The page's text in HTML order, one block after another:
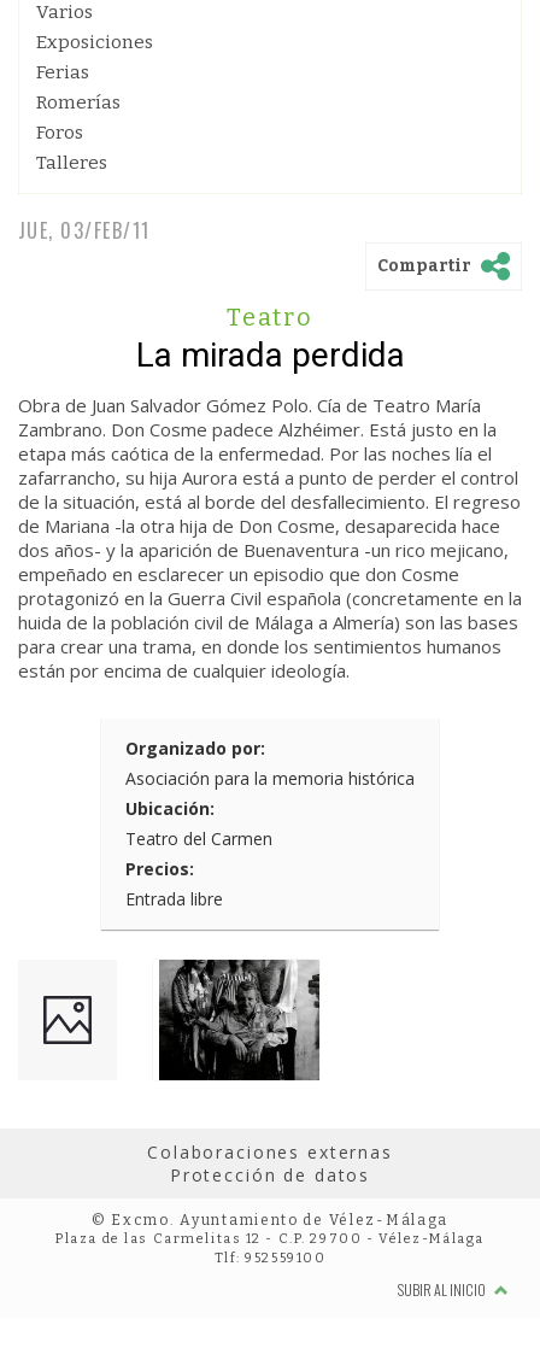
Varios
Exposiciones
Ferias
Romerías
Foros
Talleres
JUE, 03/FEB/11
Compartir
Teatro
La mirada perdida
Obra de Juan Salvador Gómez Polo. Cía de Teatro María
Zambrano. Don Cosme padece Alzhéimer. Está justo en la
etapa más caótica de la enfermedad. Por las noches lía el
zafarrancho, su hija Aurora está a punto de perder el control
de la situación, está al borde del desfallecimiento. El regreso
de Mariana -la otra hija de Don Cosme, desaparecida hace
dos años- y la aparición de Buenaventura -un rico mejicano,
empeñado en esclarecer un episodio que don Cosme
protagonizó en la Guerra Civil española (concretamente en la
huida de la población civil de Málaga a Almería) son las bases
para crear una trama, en donde los sentimientos humanos
están por encima de cualquier ideología.
Organizado por:
Asociación para la memoria histórica
Ubicación:
Teatro del Carmen
Precios:
Entrada libre
Colaboraciones externas
Protección de datos
© Excmo. Ayuntamiento de Vélez-Málaga
Plaza de las Carmelitas 12 - C.P. 29700 - Vélez-Málaga
Tlf: 952559100
SUBIR AL INICIO